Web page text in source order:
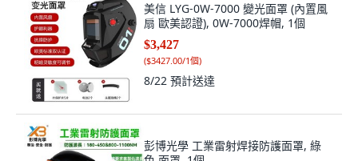
美信 LYG-0W-7000 變光面罩 (內置風
扇 歐美認證), 0W-7000焊帽, 1個
$3,427
($3427.00/1個)
8/22 預計送達
彭博光學 工業雷射焊接防護面罩, 綠